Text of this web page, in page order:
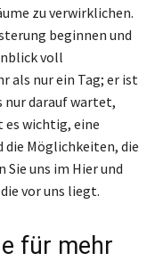
zu verwirklichen.
beginnen und
voll
als nur ein Tag; er ist
nur darauf wartet,
es wichtig, eine
die Möglichkeiten, die
Sie uns im Hier und
vor uns liegt.
für mehr